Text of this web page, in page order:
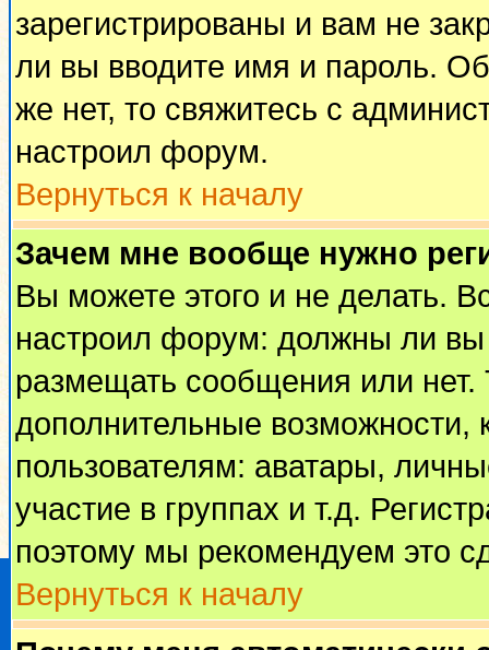
зарегистрированы и вам не
ли вы вводите имя и пароль.
же нет, то свяжитесь с
настроил форум.
Вернуться к началу
Зачем мне вообще нужно
Вы можете этого и не делать.
настроил форум: должны ли вы
размещать сообщения или
дополнительные
пользователям: аватары,
участие в группах и т.д.
поэтому мы рекомендуем это
Вернуться к началу